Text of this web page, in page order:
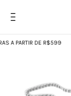
A PARTIR DE R$599